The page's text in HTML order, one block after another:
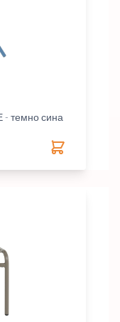
- темно сина